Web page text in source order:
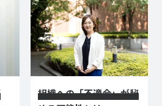
組織への「不適合」が秘